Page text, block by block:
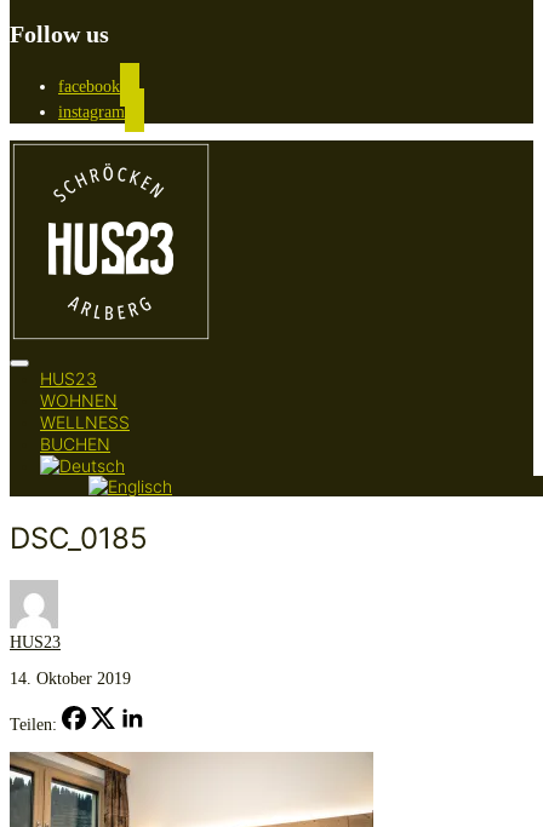
Follow us
facebook
instagram
Seitenleiste
Navigation
umschalten
HUS23
WOHNEN
WELLNESS
BUCHEN
DSC_0185
HUS23
14. Oktober 2019
Teilen: